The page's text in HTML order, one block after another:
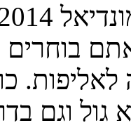
אותה
גול וגם